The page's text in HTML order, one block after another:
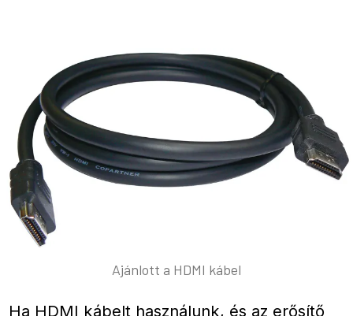
Ajánlott a HDMI kábel
Ha HDMI kábelt használunk, és az erősítő